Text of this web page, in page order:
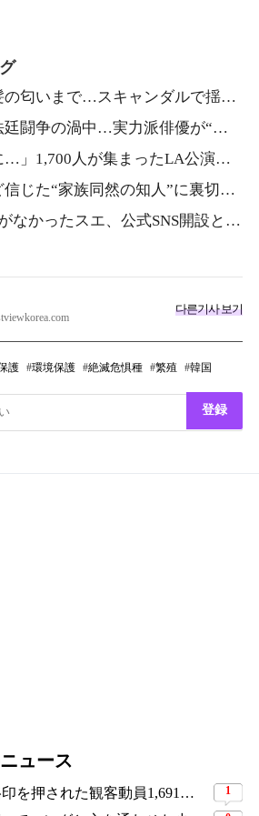
の匂いまで…スキャンダルで揺れ
ム女性歌手との親密動画が公開
廷闘争の渦中…実力派俳優が“編
、予告映像に批判の声
…」1,700人が集まったLA公演で
ディアンが頭を下げた理由
じた“家族同然の知人”に裏切ら
間の奴隷契約で人生が一変
なかったスエ、公式SNS開設と新
다른기사 보기
護 環境保護 絶滅危惧種 繁殖 韓国
登録
ュース
「盗作映画」の烙印を押された観客動員1,691万人の大ヒット作、裁判所の判断ですべてが覆った 1